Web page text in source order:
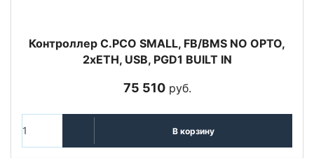
Контроллер C.PCO SMALL, FB/BMS NO OPTO,
2xETH, USB, PGD1 BUILT IN
75 510руб.
В корзину